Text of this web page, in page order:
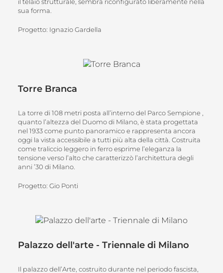
sua forma.
Progetto: Ignazio Gardella
Torre Branca
La torre di 108 metri posta all’interno del Parco Sempione ,
quanto l’altezza del Duomo di Milano, è stata progettata
nel 1933 come punto panoramico e rappresenta ancora
oggi la vista accessibile a tutti più alta della città. Costruita
come traliccio leggero in ferro esprime l’eleganza la
tensione verso l’alto che caratterizzò l’architettura degli
anni ’30 di Milano.
Progetto: Gio Ponti
Palazzo dell'arte - Triennale di Milano
Il palazzo dell’Arte, costruito durante nel periodo fascista,